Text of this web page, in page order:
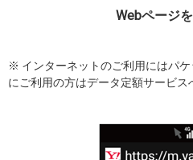
Webページ
※ インターネットのご利用にはパ
にご利用の方はデータ定額サービス